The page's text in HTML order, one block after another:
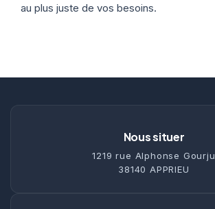
au plus juste de vos besoins.
Nous situer
1219 rue Alphonse Gourju
38140 APPRIEU